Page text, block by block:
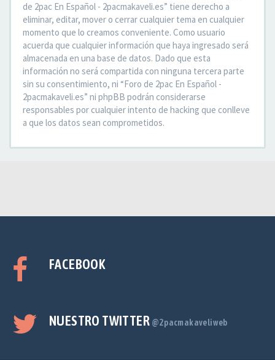
de 2pac En Español - 2pacmakaveli.es” tiene derecho a
eliminar, editar, mover o cerrar cualquier tema en cualquier
momento que lo creamos conveniente. Como usuario
acuerda que cualquier información que haya ingresado será
almacenada en una base de datos. Dado que esta
información no será compartida con ninguna tercera parte
sin su consentimiento, ni “Foro de 2pac En Español -
2pacmakaveli.es” ni phpBB podrán considerarse
responsables por cualquier intento de hacking que conlleve
a que los datos sean comprometidos.
FACEBOOK
NUESTRO TWITTER @2pacmakaveliweb